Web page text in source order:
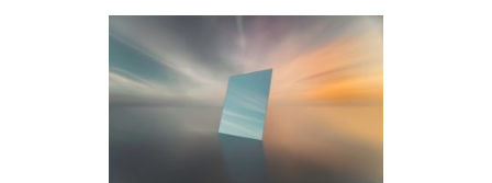
«hackeados»
por
páginas
webs,
según
estudio